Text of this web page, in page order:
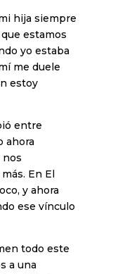
hija siempre
estamos
yo estaba
me duele
estoy
entre
ahora
nos
En El
y ahora
ese vínculo
todo este
a una